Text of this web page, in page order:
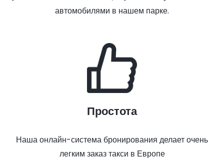
автомобилями в нашем парке.
Простота
Наша онлайн-система бронирования делает очень
легким заказ такси в Европе